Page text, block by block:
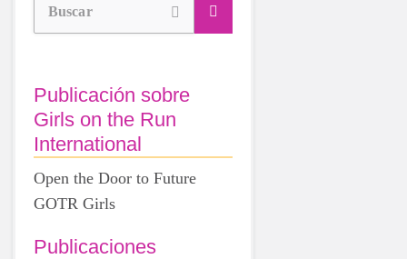
Buscar
Publicación sobre
Girls on the Run
International
Open the Door to Future
GOTR Girls
Publicaciones